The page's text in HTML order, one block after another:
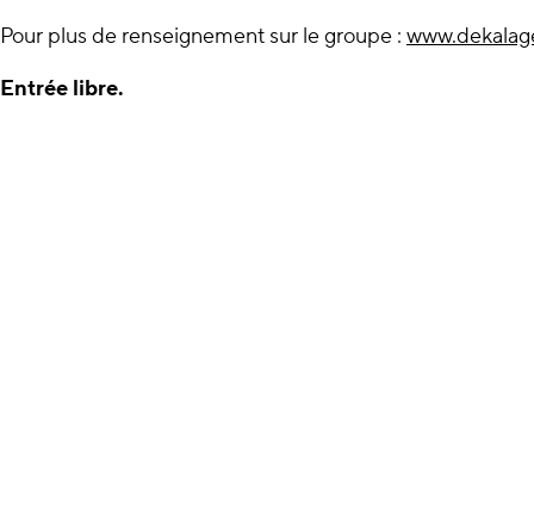
Pour plus de renseignement sur le groupe :
Entrée libre.